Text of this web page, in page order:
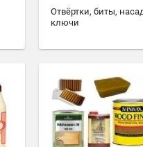
Отвёртки, биты,
ключи